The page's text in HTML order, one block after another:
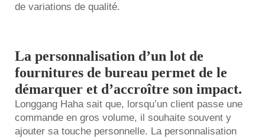
de variations de qualité.
La personnalisation d’un lot de
fournitures de bureau permet de le
démarquer et d’accroître son impact.
Longgang Haha sait que, lorsqu’un client passe une
commande en gros volume, il souhaite souvent y
ajouter sa touche personnelle. La personnalisation